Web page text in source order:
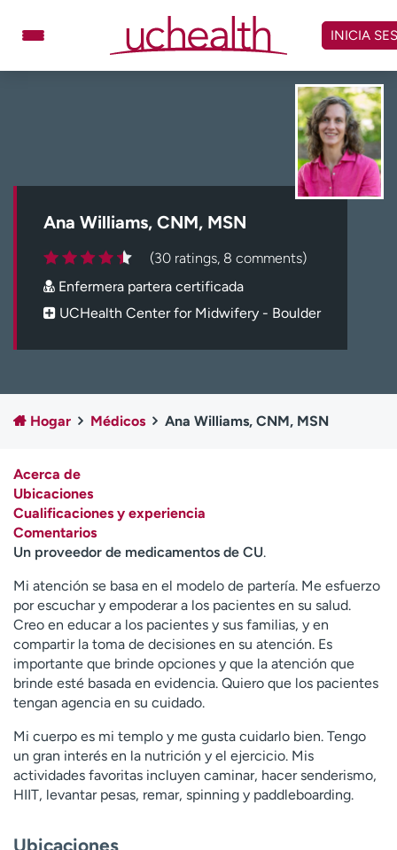
contenido
Especialidades
Programar cita
Carreras
Inicie sesión en My Health Connection
Empleados
Profesionales
comunicación
Contáctenos Noticias e historias
A
ú
d
a
m
e
a
e
n
o
n
a
INICIA
Ana Williams, CNM, MSN
(30 ratings, 8 comments)
Enfermera partera certificada
UCHealth Center for Midwifery - Boulder
Hogar Médicos Ana Williams, CNM, MSN
Acerca de
Ubicaciones
Cualificaciones y experiencia
Comentarios
Un proveedor de medicamentos de CU.
Mi atención se basa en el modelo de partería. Me esfuerzo
por escuchar y empoderar a los pacientes en su salud.
Creo en educar a los pacientes y sus familias, y en
compartir la toma de decisiones en su atención. Es
importante que brinde opciones y que la atención que
brinde esté basada en evidencia. Quiero que los pacientes
tengan agencia en su cuidado.
Mi cuerpo es mi templo y me gusta cuidarlo bien. Tengo
un gran interés en la nutrición y el ejercicio. Mis
actividades favoritas incluyen caminar, hacer senderismo,
HIIT, levantar pesas, remar, spinning y paddleboarding.
Ubicaciones